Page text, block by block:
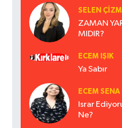
SELEN
ZAMAN
MIDIR?
ECEM IŞIK
Ya Sabır
ECEM SENA
Israr
Ne?